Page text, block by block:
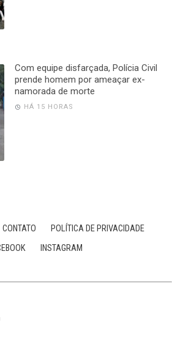
Com equipe disfarçada, Polícia Civil
prende homem por ameaçar ex-
namorada de morte
HÁ 15 HORAS
CONTATO
POLÍTICA DE PRIVACIDADE
INSTAGRAM